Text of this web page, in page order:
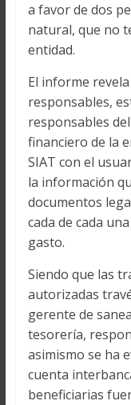
a favor de dos
natural, que no
entidad.
El informe
responsables,
responsables
financiero de la
SIAT con el
la información
documentos
cada de cada
gasto.
Siendo que las
autorizadas
gerente de
tesorería,
asimismo se ha
cuenta
beneficiarias